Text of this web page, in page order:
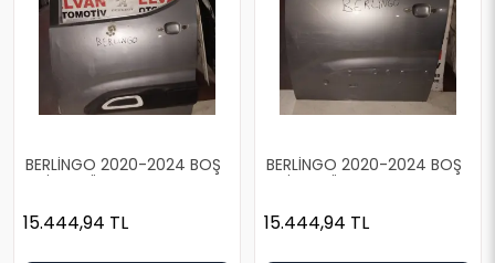
BERLİNGO 2020-2024 BOŞ
GRİ SOL ÖN KAPI
15.444,94 TL
BERLİNGO 2020-2024 BOŞ
GRİ SOL ÖN KAPI
15.444,94 TL